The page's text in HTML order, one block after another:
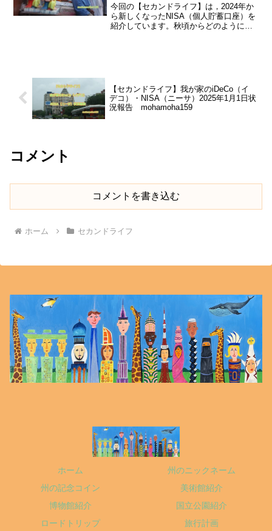
今回の【セカンドライフ】は，2024年か
ら新しくなったNISA（個人貯蓄口座）を
紹介しています。秋頃からどのように準
か・・・。
【セカンドライフ】我が家のiDeCo（イ
デコ）・NISA（ニーサ）2025年1月1日状
況報告 mohamoha159
コメント
コメントを書き込む
ホーム セカンドライフ
ホーム
州のニックネーム
州の記念コイン
美術館紹介
博物館紹介
国立公園紹介
ロードトリップ
旅行計画